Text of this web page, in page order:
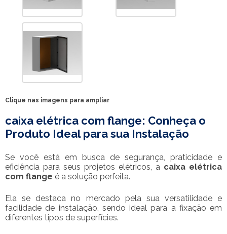
Clique nas imagens para ampliar
caixa elétrica com flange: Conheça o
Produto Ideal para sua Instalação
Se você está em busca de segurança, praticidade e
eficiência para seus projetos elétricos, a caixa elétrica
com flange é a solução perfeita.
Ela se destaca no mercado pela sua versatilidade e
facilidade de instalação, sendo ideal para a fixação em
diferentes tipos de superfícies.